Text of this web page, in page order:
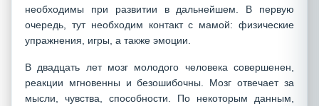
необходимы при развитии в дальнейшем. В первую
очередь, тут необходим контакт с мамой: физические
упражнения, игры, а также эмоции.
В двадцать лет мозг молодого человека совершенен,
реакции мгновенны и безошибочны. Мозг отвечает за
мысли, чувства, способности. По некоторым данным,